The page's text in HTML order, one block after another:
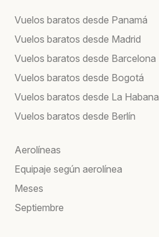
Vuelos baratos desde Panamá
Vuelos baratos desde Madrid
Vuelos baratos desde Barcelona
Vuelos baratos desde Bogotá
Vuelos baratos desde La Habana
Vuelos baratos desde Berlín
Aerolíneas
Equipaje según aerolínea
Meses
Septiembre